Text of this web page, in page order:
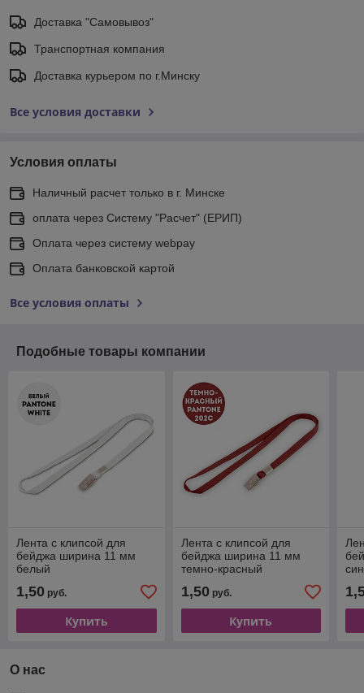
Доставка "Самовывоз"
Транспортная компания
Доставка курьером по г.Минску
Все условия доставки
Условия оплаты
Наличный расчет только в г. Минске
оплата через Систему "Расчет" (ЕРИП)
Оплата через систему webpay
Оплата банковской картой
Все условия оплаты
Подобные товары компании
Лента с клипсой для
бейджа ширина 11 мм
белый
1,50 руб.
Купить
Лента с клипсой для
бейджа ширина 11 мм
темно-красный
1,50руб.
Купить
О нас